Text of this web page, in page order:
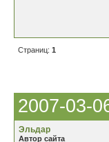
Страниц: 1
2007-03-
Эльдар
Автор сайта